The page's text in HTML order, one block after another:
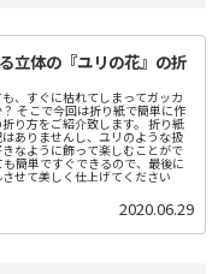
立体の『ユリの花』の折
、すぐに枯れてしまってガッカ
そこで今回は折り紙で簡単に作
り方をご紹介致します。 折り紙
ありませんし、ユリのような扱
なように飾って楽しむことがで
簡単ですぐできるので、最後に
せて美しく仕上げてください
2020.06.29